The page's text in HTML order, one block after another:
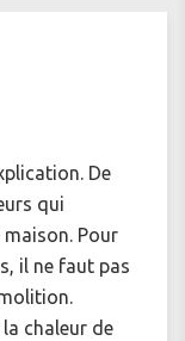
De
qui
Pour
il ne faut pas
la chaleur de